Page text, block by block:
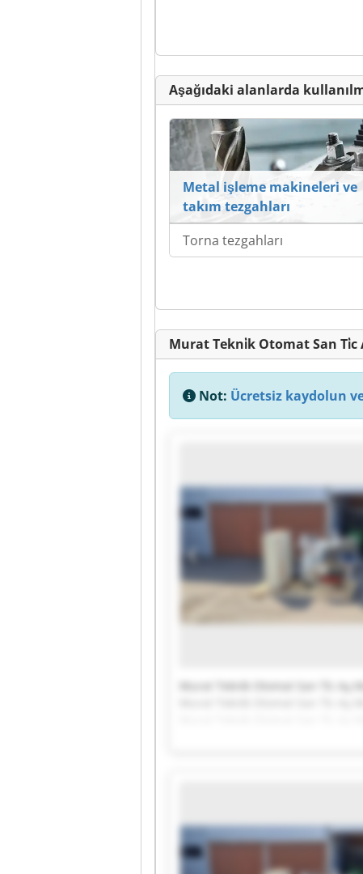
Aşağıdaki alanlarda
Metal işleme makineleri ve
takım tezgahları
Torna tezgahları
Murat Tekni̇k Otomat San
Not: Ücretsiz kaydolun
Murat Tekni̇k Otomat San Ti̇c Aş
Murat Tekni̇k Otomat San Ti̇c Aş